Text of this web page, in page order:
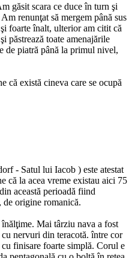
găsit scara ce duce în turn şi
renunţat să mergem până sus
foarte înalt, ulterior am citit că
păstrează toate amenajările
de piatră până la primul nivel,
că există cineva care se ocupă
- Satul lui Iacob ) este atestat
că la acea vreme existau aici 75
această perioadă fiind
origine romanică.
Mai târziu nava a fost
nervuri din teracotă. între cor
finisare foarte simplă. Corul e